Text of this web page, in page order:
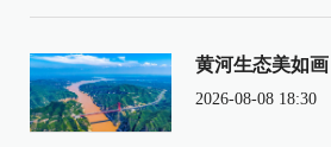
黄河生态美如画
2026-08-08 18:30